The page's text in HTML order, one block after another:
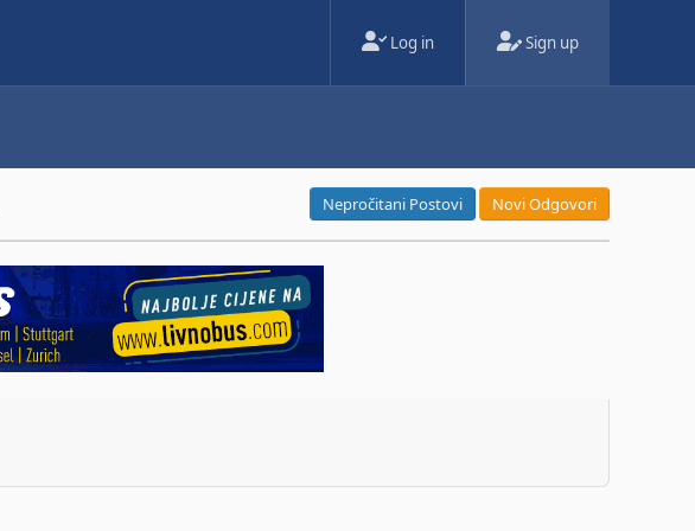
Log in Sign up
Nepročitani Postovi Novi Odgovori